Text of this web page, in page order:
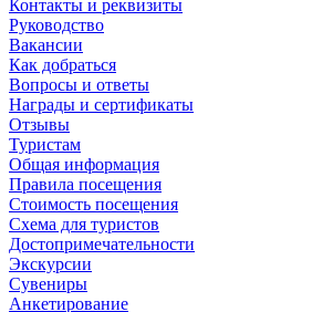
Контакты и реквизиты
Руководство
Вакансии
Как добраться
Вопросы и ответы
Награды и сертификаты
Отзывы
Туристам
Общая информация
Правила посещения
Стоимость посещения
Схема для туристов
Достопримечательности
Экскурсии
Сувениры
Анкетирование